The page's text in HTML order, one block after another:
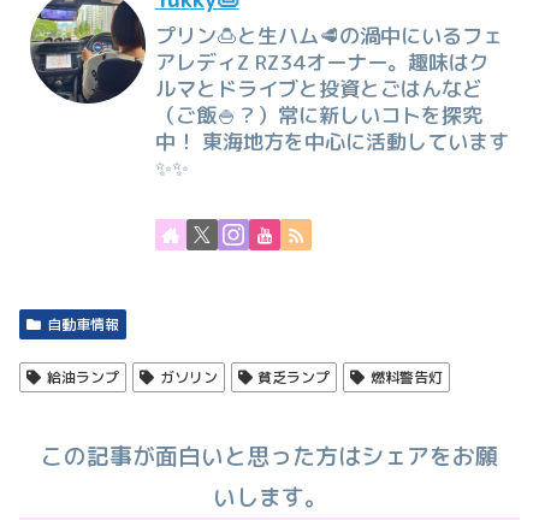
プリン🍮と生ハム🥩の渦中にいるフェ
アレディZ RZ34オーナー。趣味はク
ルマとドライブと投資とごはんなど
（ご飯🍚？）常に新しいコトを探究
中！ 東海地方を中心に活動しています
✨✨
自動車情報
給油ランプ ガソリン 貧乏ランプ 燃料警告灯
この記事が面白いと思った方はシェアをお願
いします。